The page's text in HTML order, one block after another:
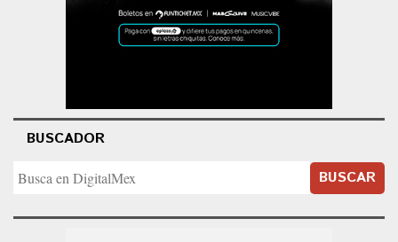
BUSCADOR
BUSCAR